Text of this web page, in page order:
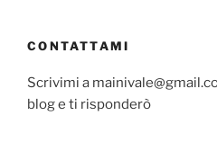
CONTATTAMI
Scrivimi a
blog e ti risponderò